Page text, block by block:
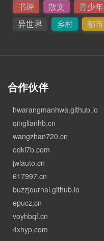
书评
散文 青少年
异世界
乡村 都市
合作伙伴
hwarangmanhwa.github.io
qinglianhb.cn
wangzhan720.cn
odki7b.com
jwlauto.cn
617997.cn
buzzjournal.github.io
epucz.cn
voyhbqf.cn
4xhyp.com